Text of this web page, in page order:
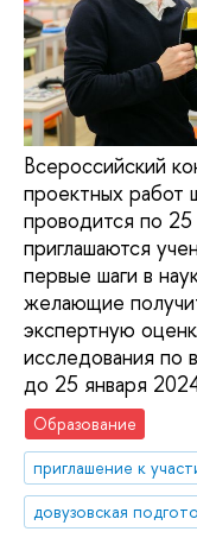
Всероссийский
проектных работ
проводится по
приглашаются
первые шаги в
желающие
экспертную
исследования по
до 25 января
Образование
приглашение к
довузовская